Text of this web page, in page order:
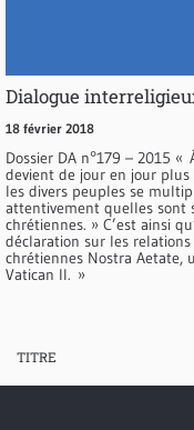
Dialogue
18 février 2018
Dossier DA n°179 – 2015
devient de jour en jour
les divers peuples se
attentivement quelles sont
chrétiennes. » C’est ainsi
déclaration sur les
chrétiennes Nostra Aetate,
Vatican II. »
TITRE